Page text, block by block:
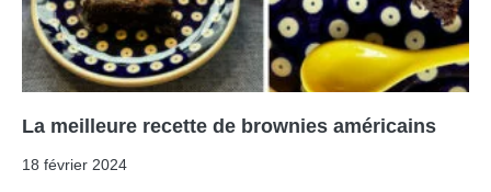
La meilleure recette de brownies américains
18 février 2024